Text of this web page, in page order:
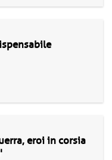
eroi in corsia